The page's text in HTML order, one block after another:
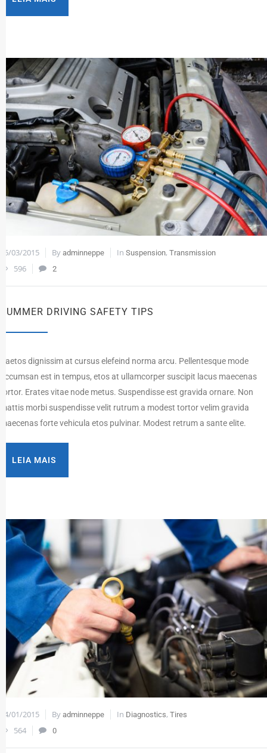
15/03/2015 By adminneppe In Suspension, Transmission
596 2
SUMMER DRIVING SAFETY TIPS
Paetos dignissim at cursus elefeind norma arcu. Pellentesque mode
accumsan est in tempus, etos at ullamcorper suscipit lacus maecenas
tortor. Erates vitae node metus. Suspendisse est gravida ornare. Non
mattis morbi suspendisse velit rutrum a modest tortor velim gravida
maecenas forte vehicula etos pulvinar. Modest retrum a sante elite.
LEIA MAIS
24/01/2015 By adminneppe In Diagnostics, Tires
564 0